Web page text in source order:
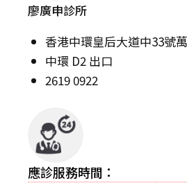
廖廣申診所
香港中環皇后大道中33號
中環 D2 出口
2619 0922
應診服務時間：